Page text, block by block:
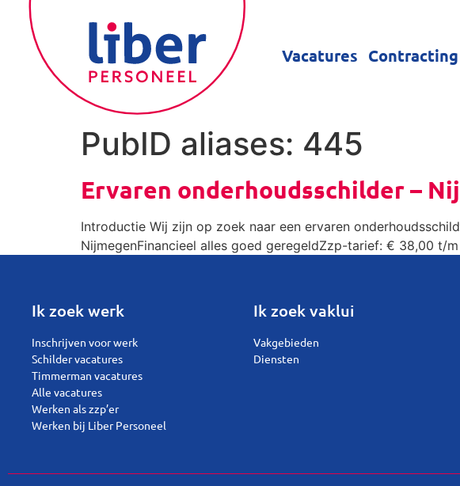
Vacatures Contracting
PubID aliases: 445
Ervaren onderhoudsschilder –
Introductie Wij zijn op zoek naar een ervaren
NijmegenFinancieel alles goed geregeldZzp-tarief: € 38,00
Ik zoek werk
Inschrijven voor werk
Schilder vacatures
Timmerman vacatures
Alle vacatures
Werken als zzp’er
Werken bij Liber Personeel
Ik zoek vaklui
Vakgebieden
Diensten